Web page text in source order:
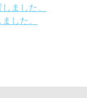
ました。
した。